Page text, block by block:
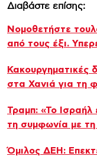
Διαβάστε επίσης:
Νομοθετήστε
από τους έξι.
Κακουργηματικές
στα Χανιά για τη
Τραμπ: «Το Ισραήλ
τη συμφωνία με
Όμιλος ΔΕΗ: